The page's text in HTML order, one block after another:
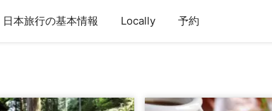
日本旅行の基本情報 Locally 予約